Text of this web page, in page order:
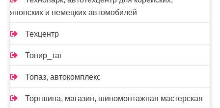
японских и немецких автомобилей
Техцентр
Тонир_таг
Топаз, автокомплекс
Торгшина, магазин, шиномонтажная мастерская